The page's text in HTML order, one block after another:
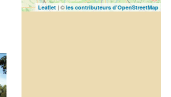
Leaflet | © les contributeurs d’OpenStreetMap